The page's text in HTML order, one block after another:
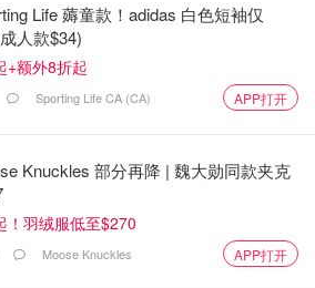
Justin Trudeau）曾试图将资本利得
分之二，使其更接近普通收入的税
科技行业的强烈批评，认为会削弱加
总理马克·卡尼（Mark Carney）已于
总理。此处可能是原文笔误，但根
于原文表述。）
在限制最富有群体税收优惠的小型措
这项改革限制了可从收入中扣除的
Life 薅童款！adidas 白色短袖仅
人款$34)
+额外8折起
Sporting Life CA (CA) APP打开
Knuckles 部分再降 | 魏大勋同款夹克
！羽绒服低至$270
Moose Knuckles APP打开